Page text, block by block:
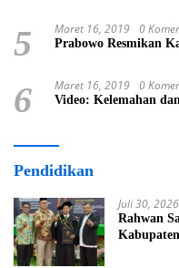
5 Maret 16, 2019 0
Prabowo Resmikan
6 Maret 16, 2019 0
Video: Kelemahan
Pendidikan
Juli 30, 2026
Rahwan